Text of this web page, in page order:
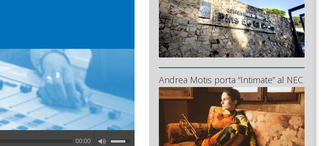
00:00
Andrea Motis porta “Intimate” al NEC